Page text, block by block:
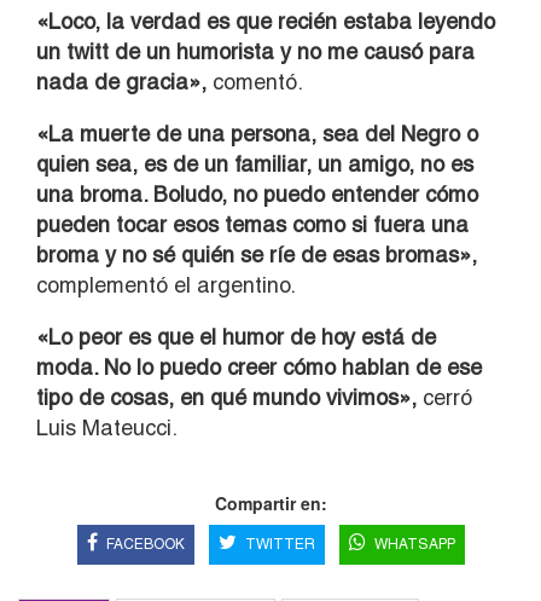
«Loco, la verdad es que recién estaba leyendo
un twitt de un humorista y no me causó para
nada de gracia», comentó.
«La muerte de una persona, sea del Negro o
quien sea, es de un familiar, un amigo, no es
una broma. Boludo, no puedo entender cómo
pueden tocar esos temas como si fuera una
broma y no sé quién se ríe de esas bromas»,
complementó el argentino.
«Lo peor es que el humor de hoy está de
moda. No lo puedo creer cómo hablan de ese
tipo de cosas, en qué mundo vivimos», cerró
Luis Mateucci.
Compartir en:
FACEBOOK TWITTER WHATSAPP